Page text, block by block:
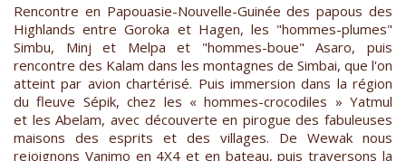
Rencontre en Papouasie-Nouvelle-Guinée des papous des
Highlands entre Goroka et Hagen, les "hommes-plumes"
Simbu, Minj et Melpa et "hommes-boue" Asaro, puis
rencontre des Kalam dans les montagnes de Simbai, que l'on
atteint par avion chartérisé. Puis immersion dans la région
du fleuve Sépik, chez les « hommes-crocodiles » Yatmul
et les Abelam, avec découverte en pirogue des fabuleuses
maisons des esprits et des villages. De Wewak nous
rejoignons Vanimo en 4X4 et en bateau, puis traversons la